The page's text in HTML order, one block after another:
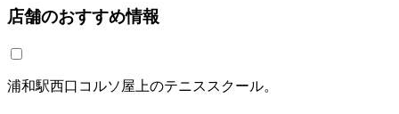
店舗のおすすめ情報
浦和駅西口コルソ屋上のテニススクール。